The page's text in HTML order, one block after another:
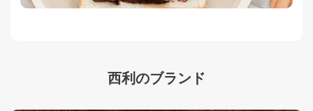
西利のブランド